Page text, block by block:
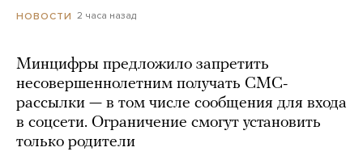
НОВОСТИ 2 часа назад
Минцифры предложило запретить
несовершеннолетним получать СМС-
рассылки — в том числе сообщения для входа
в соцсети. Ограничение смогут установить
только родители